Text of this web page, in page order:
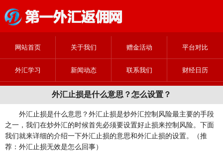
网站首页 关于我们 赠金活动 平台对比
外汇学习 新闻动态 联系我们 财经日历
外汇止损是什么意思？怎么设置？
外汇止损是什么意思？外汇止损是炒外汇控制风险最主要的手段
之一，我们在炒外汇的时候首先必须要设置好止损来控制风险。下面
我们就来详细的介绍一下外汇止损的意思和外汇止损的设置。（推
荐：外汇止损无效是怎么回事）